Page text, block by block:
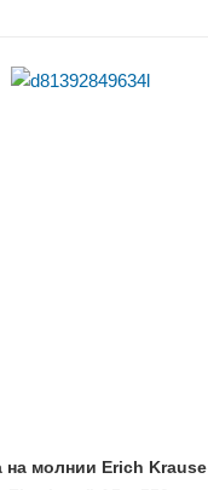
на молнии Erich Krause